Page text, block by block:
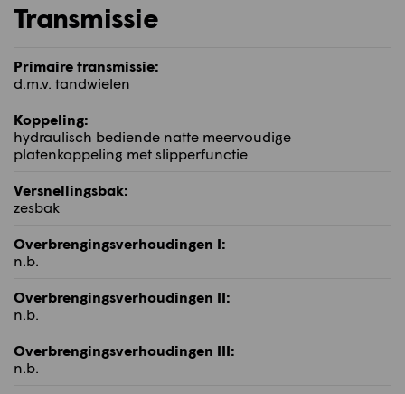
Transmissie
Primaire transmissie:
d.m.v. tandwielen
Koppeling:
hydraulisch bediende natte meervoudige
platenkoppeling met slipperfunctie
Versnellingsbak:
zesbak
Overbrengingsverhoudingen I:
n.b.
Overbrengingsverhoudingen II:
n.b.
Overbrengingsverhoudingen III:
n.b.